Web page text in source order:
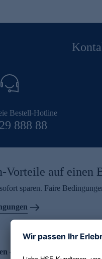
Bestell-Hotline
888 88
Vorteile auf einen
sparen. Faire
– 10 € Gutschein erhalten